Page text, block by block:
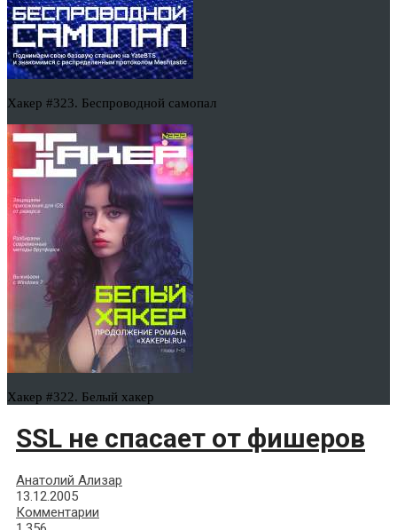
Хакер #323. Беспроводной самопал
Хакер #322. Белый хакер
SSL не спасает от фишеров
Анатолий Ализар
13.12.2005
Комментарии